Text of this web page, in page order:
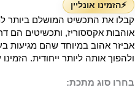
⚡הזמינו אונליין
קבלו את התכשיט המושלם ביותר
אוהבות אקססוריז, ותכשיטים הם
אביזר אהוב במיוחד שהם מגיעות
ולהפוך אותה ליותר ייחודית.
בחרו סוג מתכת: